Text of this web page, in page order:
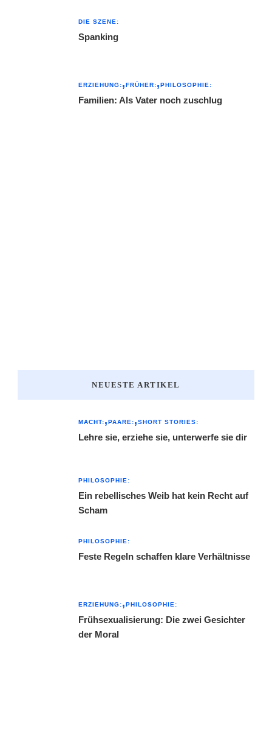
DIE SZENE:
Spanking
ERZIEHUNG: FRÜHER: PHILOSOPHIE:
Familien: Als Vater noch zuschlug
NEUESTE ARTIKEL
MACHT: PAARE: SHORT STORIES:
Lehre sie, erziehe sie, unterwerfe sie dir
PHILOSOPHIE:
Ein rebellisches Weib hat kein Recht auf
Scham
PHILOSOPHIE:
Feste Regeln schaffen klare Verhältnisse
ERZIEHUNG: PHILOSOPHIE:
Frühsexualisierung: Die zwei Gesichter
der Moral